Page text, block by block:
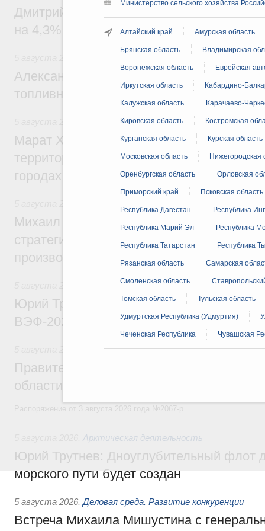
Министерство сельского хозяйства
Алтайский край Амурская область
Брянская область Владимирская
Воронежская область Еврейская
Иркутская область Кабардино-
Калужская область Карачаево-
Кировская область Костромская
Курганская область Курская область
Московская область Нижегородская
Оренбургская область Орловская
Приморский край Псковская область
Республика Дагестан Республика
Республика Марий Эл Республика
Республика Татарстан Республика
Рязанская область Самарская
Смоленская область
Томская область Тульская область
Удмуртская Республика (Удмуртия)
Чеченская Республика Чувашская
Дмитрий Чернышенко: Внутренний
на 4,3%, въездной – на 20,1%
Оборот бензина и дизельного топлива
Александр Новак провёл совещание по
топливном рынке
Жилищная политика, рынок жилья
Марат Хуснуллин: Первые проекты
территорий в Донбассе и Новороссии
городах ДНР
Вопросы производительности труда и
Михаил Мишустин дал поручения по
стратегической сессии, посвящённой
производительности труда
Общие вопросы развития ДФО
Юрий Трутнев: Опубликована
ВЭФ-2026
Национальный проект «Экологическое
Правительство увеличило объём
области в рамках федерального
Арктическая деятельность
Юрий Трутнев: Дноуглубительный флот
морского пути будет создан
5 августа 2026, Деловая среда. Развитие конкуренции
Встреча Михаила Мишустина с